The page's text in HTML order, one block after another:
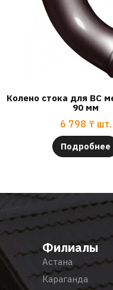
Колено стока для ВС
90 мм
6 798 ₸ шт.
Подробнее
Филиалы
Астана
Караганда